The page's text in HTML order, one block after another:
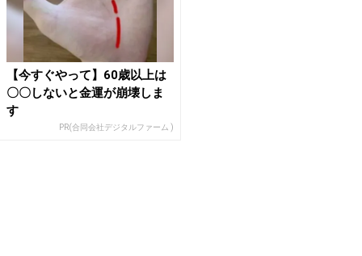
【今すぐやって】60歳以上は
〇〇しないと金運が崩壊しま
す
PR(合同会社デジタルファーム )